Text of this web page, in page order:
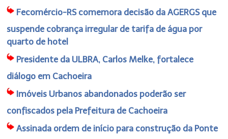
Fecomércio-RS comemora decisão da AGERGS que
suspende cobrança irregular de tarifa de água por
quarto de hotel
Presidente da ULBRA, Carlos Melke, fortalece
diálogo em Cachoeira
Imóveis Urbanos abandonados poderão ser
confiscados pela Prefeitura de Cachoeira
Assinada ordem de início para construção da Ponte